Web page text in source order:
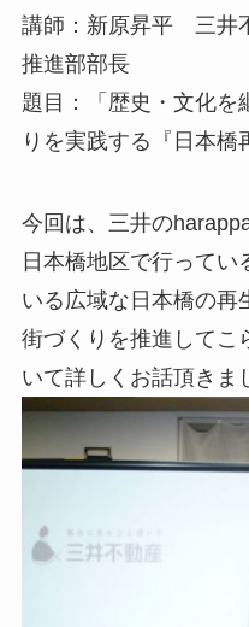
講師：新原昇平 三井
推進部部長
題目：「歴史・文化を
りを実践する『日本橋
今回は、三井の
日本橋地区で行って
いる広域な日本橋の再
街づくりを推進してこ
いて詳しくお話頂きま